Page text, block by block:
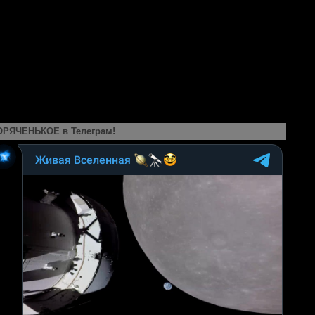
в Телеграм!